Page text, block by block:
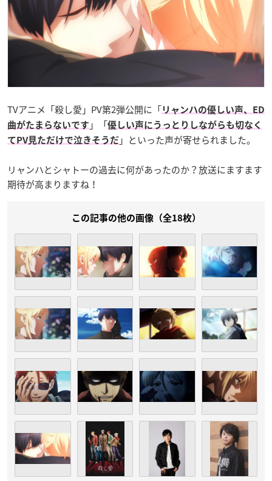
TVアニメ「殺し愛」PV第2弾公開に「 リャンハの優しい声、ED
曲がたまらないです 」「優しい声にうっとりしながらも切なく
てPV見ただけで泣きそうだ 」といった声が寄せられました。
リャンハとシャトーの過去に何があったのか？放送にますます
期待が高まりますね！
この記事の他の画像（全18枚）